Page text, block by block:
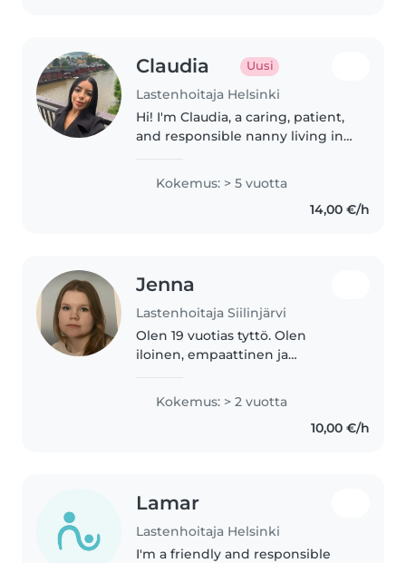
Claudia Uusi
Lastenhoitaja Helsinki
Hi! I'm Claudia, a caring, patient,
and responsible nanny living in
Spanish, and I have several years
of childcare experience in
Kokemus: > 5 vuotta
14,00 €/h
Jenna
Lastenhoitaja Siilinjärvi
Olen 19 vuotias tyttö. Olen
iloinen, empaattinen ja
monen ikäisistä lapsista ja tukea
tarvitsevista lapsista. Tulen
helposti lasten kanssa toimeen..
Kokemus: > 2 vuotta
10,00 €/h
Lamar
Lastenhoitaja Helsinki
I'm a friendly and responsible